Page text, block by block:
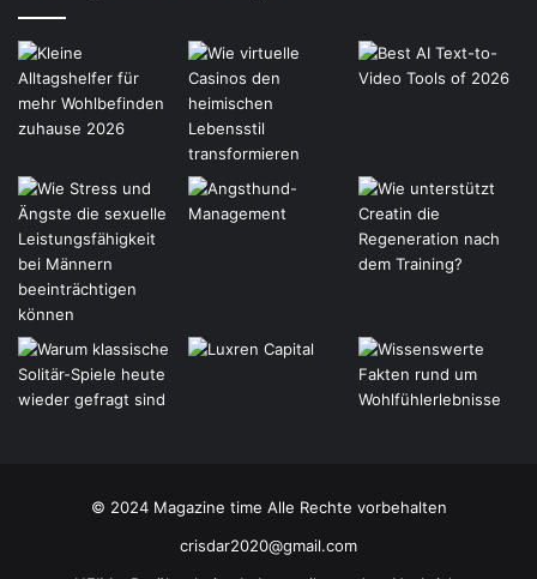
© 2024 Magazine time Alle Rechte vorbehalten
crisdar2020@gmail.com